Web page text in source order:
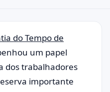
do Tempo de
um papel
dos trabalhadores
importante